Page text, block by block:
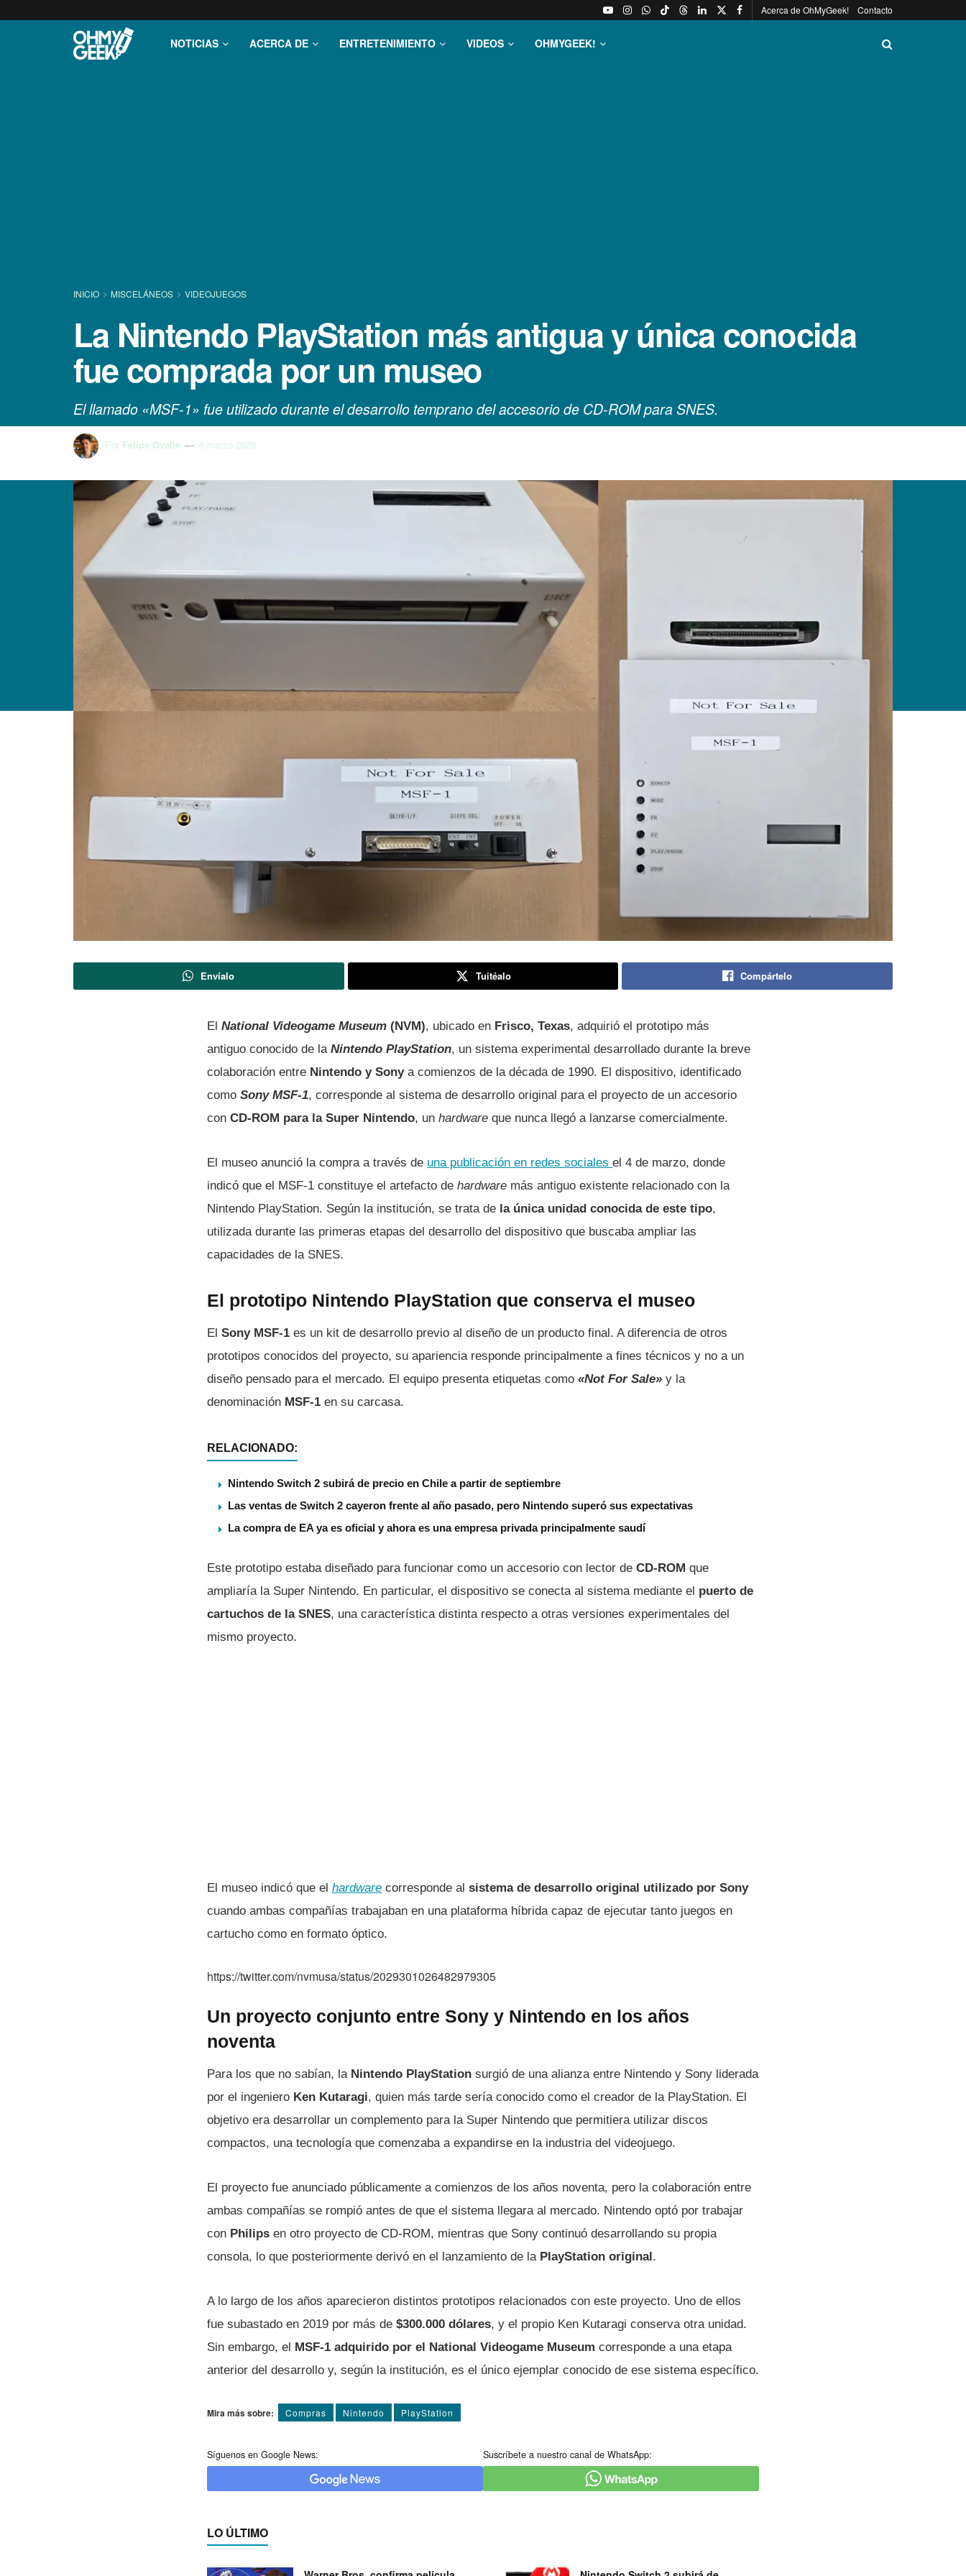
Acerca de OhMyGeek! Contacto
NOTICIAS ACERCA DE ENTRETENIMIENTO VIDEOS OHMYGEEK!
INICIO MISCELÁNEOS VIDEOJUEGOS
La Nintendo PlayStation más antigua y única conocida
fue comprada por un museo
El llamado «MSF-1» fue utilizado durante el desarrollo temprano del accesorio de CD-ROM para SNES.
Por Felipe Ovalle 6 marzo 2026
Envíalo Tuitéalo Compártelo
El National Videogame Museum (NVM), ubicado en Frisco, Texas, adquirió el prototipo más
antiguo conocido de la Nintendo PlayStation, un sistema experimental desarrollado durante la breve
colaboración entre Nintendo y Sonya comienzos de la década de 1990. El dispositivo, identificado
como Sony MSF-1, corresponde al sistema de desarrollo original para el proyecto de un accesorio
con CD-ROM para la Super Nintendo, un hardware que nunca llegó a lanzarse comercialmente.
El museo anunció la compra a través de una publicación en redes sociales el 4 de marzo, donde
indicó que el MSF-1 constituye el artefacto de hardware más antiguo existente relacionado con la
Nintendo PlayStation. Según la institución, se trata de la única unidad conocida de este tipo,
utilizada durante las primeras etapas del desarrollo del dispositivo que buscaba ampliar las
capacidades de la SNES.
El prototipo Nintendo PlayStation que conserva el museo
El Sony MSF-1 es un kit de desarrollo previo al diseño de un producto final. A diferencia de otros
prototipos conocidos del proyecto, su apariencia responde principalmente a fines técnicos y no a un
diseño pensado para el mercado. El equipo presenta etiquetas como «Not For Sale» y la
denominación MSF-1 en su carcasa.
RELACIONADO:
Nintendo Switch 2 subirá de precio en Chile a partir de septiembre
Las ventas de Switch 2 cayeron frente al año pasado, pero Nintendo superó sus expectativas
La compra de EA ya es oficial y ahora es una empresa privada principalmente saudí
Este prototipo estaba diseñado para funcionar como un accesorio con lector de CD-ROM que
ampliaría la Super Nintendo. En particular, el dispositivo se conecta al sistema mediante el puerto de
cartuchos de la SNES, una característica distinta respecto a otras versiones experimentales del
mismo proyecto.
El museo indicó que el hardware corresponde al sistema de desarrollo original utilizado por Sony
cuando ambas compañías trabajaban en una plataforma híbrida capaz de ejecutar tanto juegos en
cartucho como en formato óptico.
https://twitter.com/nvmusa/status/2029301026482979305
Un proyecto conjunto entre Sony y Nintendo en los años
noventa
Para los que no sabían, la Nintendo PlayStation surgió de una alianza entre Nintendo y Sony liderada
por el ingeniero Ken Kutaragi, quien más tarde sería conocido como el creador de la PlayStation. El
objetivo era desarrollar un complemento para la Super Nintendo que permitiera utilizar discos
compactos, una tecnología que comenzaba a expandirse en la industria del videojuego.
El proyecto fue anunciado públicamente a comienzos de los años noventa, pero la colaboración entre
ambas compañías se rompió antes de que el sistema llegara al mercado. Nintendo optó por trabajar
con Philips en otro proyecto de CD-ROM, mientras que Sony continuó desarrollando su propia
consola, lo que posteriormente derivó en el lanzamiento de la PlayStation original.
A lo largo de los años aparecieron distintos prototipos relacionados con este proyecto. Uno de ellos
fue subastado en 2019 por más de $300.000 dólares, y el propio Ken Kutaragi conserva otra unidad.
Sin embargo, el MSF-1 adquirido por el National Videogame Museum corresponde a una etapa
anterior del desarrollo y, según la institución, es el único ejemplar conocido de ese sistema específico.
Mira más sobre: Compras Nintendo PlayStation
Síguenos en Google News: Suscríbete a nuestro canal de WhatsApp:
LO ÚLTIMO